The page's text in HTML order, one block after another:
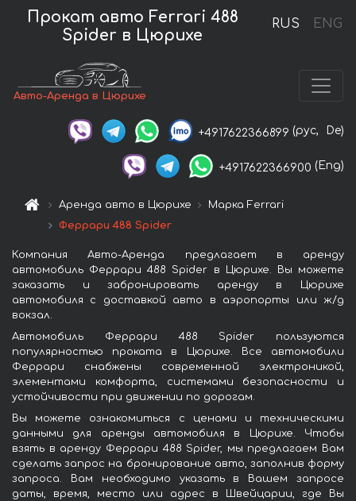
RUS ENG
Прокат авто Ferrari 488
Spider в Цюрихе
Авто-Аренда в Цюрихе
+4917622366899 (рус, De)
+4917622366900 (Eng)
Аренда авто в Цюрихе
Марка Ferrari
Феррари 488 Spider
Компания Авто-Аренда предлагает в аренду
автомобиль Феррари 488 Spider в Цюрихе. Вы можете
заказать и забронировать аренду в Цюрихе
автомобиля с доставкой авто в аэропорты или ж/д
вокзал.
Автомобиль Феррари 488 Spider пользуются
популярностью проката в Цюрихе. Все автомобили
Феррари снабжены современной электроникой,
элементами комфорта, системами безопасности и
устойчивости при движении по дорогам.
Вы можете ознакомиться с ценами и техническими
данными для аренды автомобиля в Цюрихе. Чтобы
взять в аренду Феррари 488 Spider, мы предлагаем Вам
сделать запрос на бронирование авто, заполнив форму
запроса. Вам необходимо указать в Вашем запросе
даты, время, место или адрес в Швейцарии, где Вы